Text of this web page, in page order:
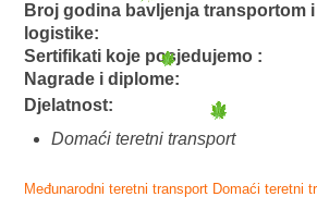
Broj godina bavljenja transportom
logistike:
Sertifikati koje posjedujemo :
Nagrade i diplome:
Djelatnost:
Domaći teretni transport
Međunarodni teretni transport Domaći teretni